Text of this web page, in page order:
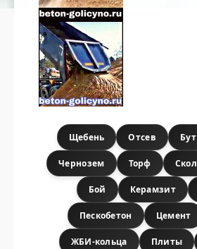
Щебень Отсев Бут
Чернозем Торф Скол
Бой Керамзит
Пескобетон Цемент
ЖБИ-кольца Плиты